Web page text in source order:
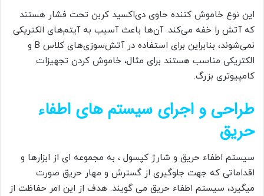
این نوع خاموش کننده حاوی دی‌اکسید کربن تحت فشار هستند
که آتش را خفه می‌کند. آن‌ها باعث آسیب به آیتم‌های الکتریکی
نمی‌شوند، بنابراین برای استفاده در آتش‌سوزی‌های کلاس B و
الکتریکی مناسب هستند برای مثال، خاموش کردن تجهیزات
کامپیوتری بزرگ.
طراحی و اجرای سیستم های اطفاء
حریق
سیستم اطفاء حریق و شارژ کپسول ، به مجموعه ای از ابزارها و
اقداماتی که جهت جلوگیری از گسترش و مهار حریق صورت
میگیرد، سیستم اطفاء حریق می گویند. هدف از این امر حفاظت از